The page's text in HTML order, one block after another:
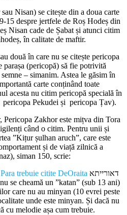
Nisan) se citește din a doua carte
15 despre jertfele de Roș Hodeș din
Nisan cade de Șabat și atunci citim
în calitate de maftir.
două în care nu se citește pericopa
parașa (pericopă) să fie potrivită
– simanim. Astea le găsim în
carte conținând toate
acesta nu citim pericopă specială în
pericopa Pekudei și pericopa Țav).
Pericopa Zakhor este mițva din Tora
când o citim. Pentru unii și
”Kițur șulhan aruch”, care este
și de viață zilnică a
siman 150, scrie:
trebuie citite DeOraita
se cheamă un ”katan” (sub 13 ani)
care nu au minyan (10 evrei peste
unde este minyan. Și dacă nu
cu melodie așa cum trebuie.